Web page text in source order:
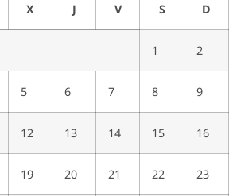
X J V S D
1 2
5 6 7 8 9
12 13 14 15 16
19 20 21 22 23